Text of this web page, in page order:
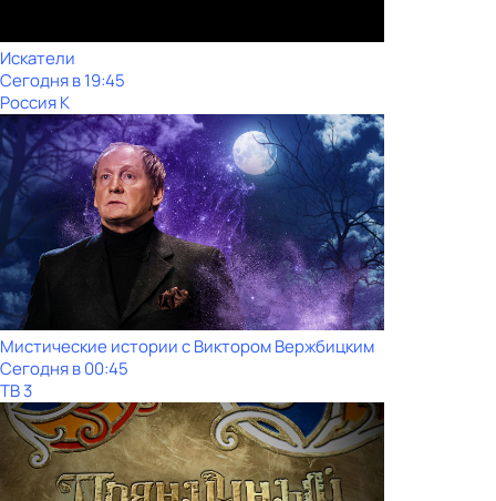
Искатели
Сегодня в 19:45
Россия К
Мистические истории с Виктoром Bержбицким
Сегодня в 00:45
ТВ 3